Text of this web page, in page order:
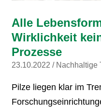
Alle
Wirklichkeit
Prozesse
23.10.2022 Nachhaltige
Pilze liegen klar im